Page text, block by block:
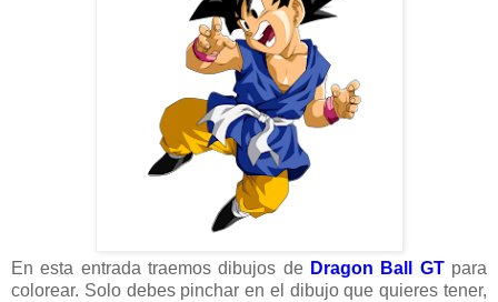
En esta entrada traemos dibujos de Dragon Ball GT para
colorear. Solo debes pinchar en el dibujo que quieres tener,